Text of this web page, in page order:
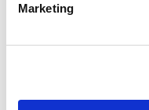
Marketing